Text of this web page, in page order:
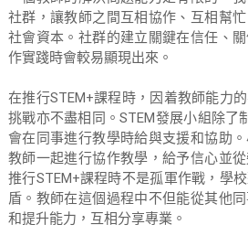
社群，讓教師之間互相協作、互相幫
社會資本。社群的建立關鍵在信任、
作實踐時會較易顯現出來。
在推行STEM+課程時，因着教師能力
挑戰亦不盡相同。STEM發展小組除了
會在同事進行教學時給與支援和協助
教師一起進行協作教學，給予信心並
推行STEM+課程時不是孤軍作戰，學
盾。教師在這個過程中不但能從其他
和提升能力，互相分享專業。